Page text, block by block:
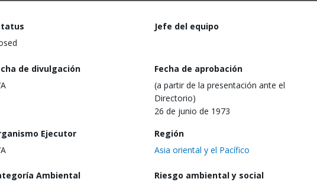
Jefe del equipo
de divulgación
Fecha de aprobación
(a partir de la presentación ante el
Directorio)
26 de junio de 1973
Ejecutor
Región
Asia oriental y el Pacífico
Ambiental
Riesgo ambiental y social